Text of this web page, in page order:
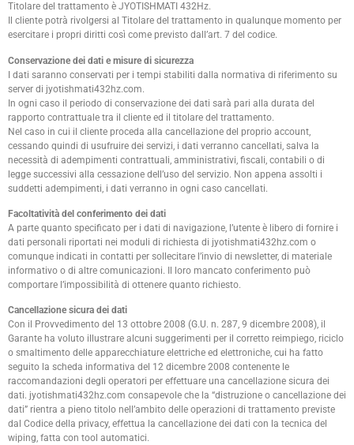
Titolare del trattamento è JYOTISHMATI 432Hz.
Il cliente potrà rivolgersi al Titolare del trattamento in qualunque momento per
esercitare i propri diritti così come previsto dall’art. 7 del codice.
Conservazione dei dati e misure di sicurezza
I dati saranno conservati per i tempi stabiliti dalla normativa di riferimento su
server di jyotishmati432hz.com.
In ogni caso il periodo di conservazione dei dati sarà pari alla durata del
rapporto contrattuale tra il cliente ed il titolare del trattamento.
Nel caso in cui il cliente proceda alla cancellazione del proprio account,
cessando quindi di usufruire dei servizi, i dati verranno cancellati, salva la
necessità di adempimenti contrattuali, amministrativi, fiscali, contabili o di
legge successivi alla cessazione dell’uso del servizio. Non appena assolti i
suddetti adempimenti, i dati verranno in ogni caso cancellati.
Facoltatività del conferimento dei dati
A parte quanto specificato per i dati di navigazione, l’utente è libero di fornire i
dati personali riportati nei moduli di richiesta di jyotishmati432hz.com o
comunque indicati in contatti per sollecitare l’invio di newsletter, di materiale
informativo o di altre comunicazioni. Il loro mancato conferimento può
comportare l’impossibilità di ottenere quanto richiesto.
Cancellazione sicura dei dati
Con il Provvedimento del 13 ottobre 2008 (G.U. n. 287, 9 dicembre 2008), il
Garante ha voluto illustrare alcuni suggerimenti per il corretto reimpiego, riciclo
o smaltimento delle apparecchiature elettriche ed elettroniche, cui ha fatto
seguito la scheda informativa del 12 dicembre 2008 contenente le
raccomandazioni degli operatori per effettuare una cancellazione sicura dei
dati. jyotishmati432hz.com consapevole che la “distruzione o cancellazione dei
dati” rientra a pieno titolo nell’ambito delle operazioni di trattamento previste
dal Codice della privacy, effettua la cancellazione dei dati con la tecnica del
wiping, fatta con tool automatici.